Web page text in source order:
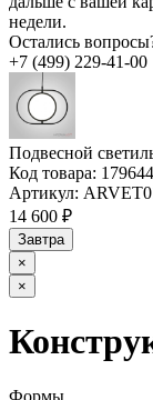
недели.
Остались
+7 (499) 229-41-00
Подвесной
Код товара:
Артикул:
14 600 ₽
Завтра
×
×
Формы